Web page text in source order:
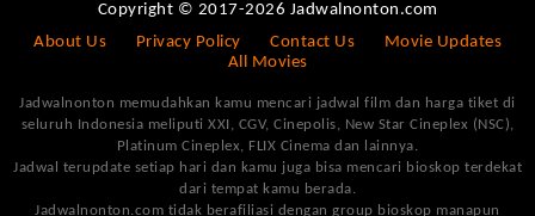
Copyright © 2017-2026 Jadwalnonton.com
About Us
Privacy Policy Contact Us
Movie Updates
All Movies
Jadwalnonton memudahkan kamu mencari jadwal film dan harga tiket di
seluruh Indonesia meliputi XXI, CGV, Cinepolis, New Star Cineplex (NSC),
Platinum Cineplex, FLIX Cinema dan lainnya.
Jadwal terupdate setiap hari dan kamu juga bisa mencari bioskop terdekat
dari tempat kamu berada.
Jadwalnonton.com tidak berafiliasi dengan group bioskop manapun